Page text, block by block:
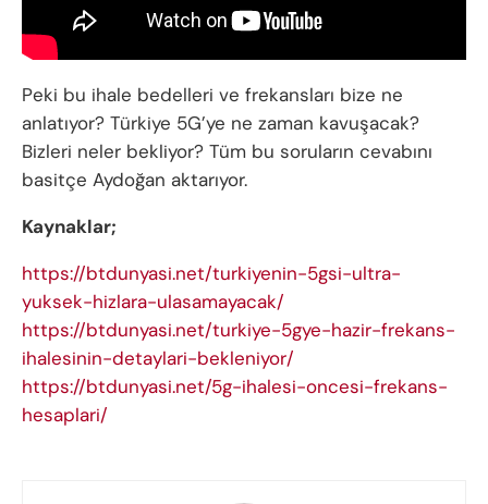
Peki bu ihale bedelleri ve frekansları bize ne
anlatıyor? Türkiye 5G’ye ne zaman kavuşacak?
Bizleri neler bekliyor? Tüm bu soruların cevabını
basitçe Aydoğan aktarıyor.
Kaynaklar;
https://btdunyasi.net/turkiyenin-5gsi-ultra-
yuksek-hizlara-ulasamayacak/
https://btdunyasi.net/turkiye-5gye-hazir-frekans-
ihalesinin-detaylari-bekleniyor/
https://btdunyasi.net/5g-ihalesi-oncesi-frekans-
hesaplari/